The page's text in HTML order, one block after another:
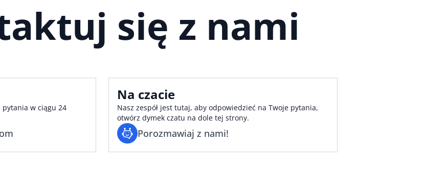
się z nami
pytania w ciągu 24
Na czacie
Nasz zespół jest tutaj, aby odpowiedzieć na Twoje pytania,
otwórz dymek czatu na dole tej strony.
Porozmawiaj z nami!